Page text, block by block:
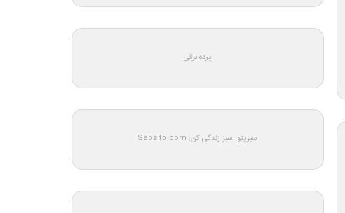
پرده برقی
سبزیتو: سبز زندگی کن: Sabzito.com